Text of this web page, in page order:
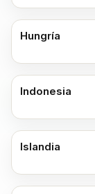
Hungría
Indonesia
Islandia